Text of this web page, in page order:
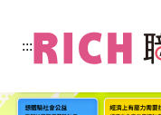
容
:::